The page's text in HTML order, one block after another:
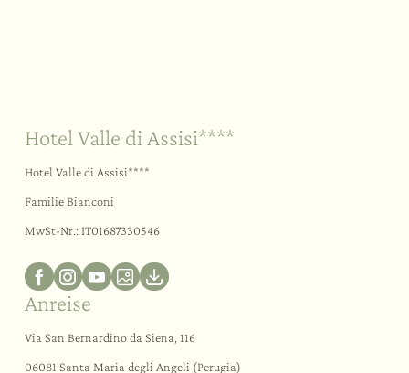
Hotel Valle di Assisi****
Hotel Valle di Assisi****
Familie Bianconi
MwSt-Nr.: IT01687330546
Anreise
Via San Bernardino da Siena, 116
06081 Santa Maria degli Angeli (Perugia)